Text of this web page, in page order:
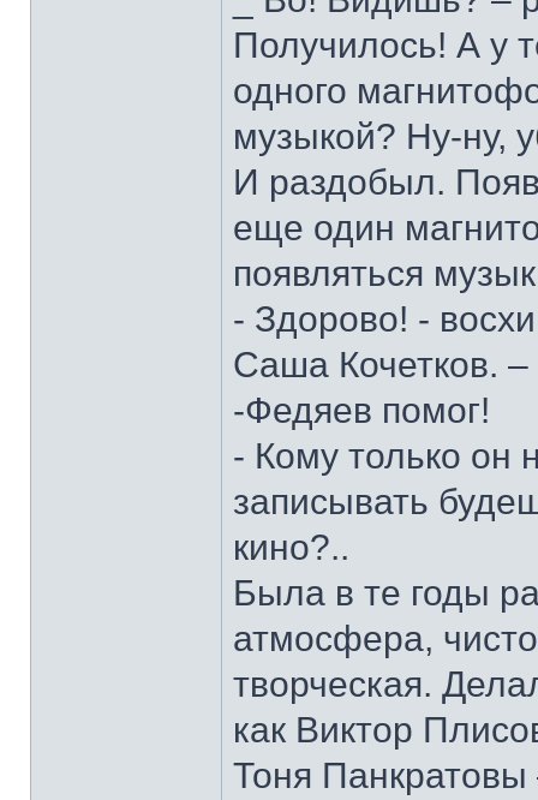
Получилось! А у
одного
музыкой? Ну-ну,
И раздобыл.
еще один
появляться
- Здорово! -
Саша Кочетков. –
-Федяев помог!
- Кому только он
записывать
кино?..
Была в те годы
атмосфера,
творческая.
как Виктор
Тоня Панкратовы